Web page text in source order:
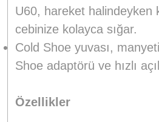
U60, hareket halindeyken
cebinize kolayca sığar.
Cold Shoe yuvası,
Shoe adaptörü ve hızlı
Özellikler